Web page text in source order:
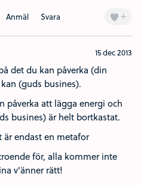
Anmäl Svara +
15 dec 2013
det du kan påverka (din
(guds busines).
påverka att lägga energi och
busines) är helt bortkastat.
är endast en metafor
för, alla kommer inte
v'änner rätt!